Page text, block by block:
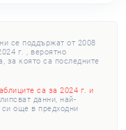
се поддържат от 2008
г. , вероятно
за която са последните
са за 2024 г. и
данни, най-
си още в предходни